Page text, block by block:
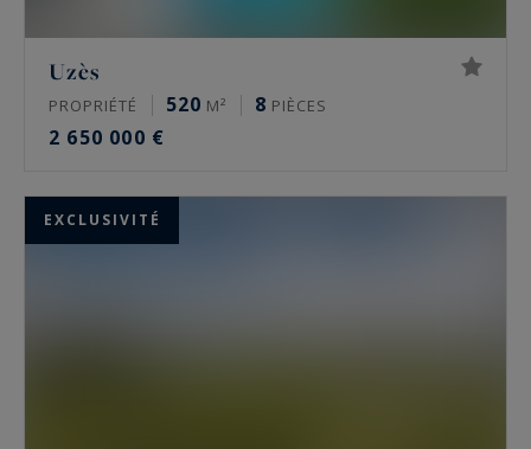
Uzès
PROPRIÉTÉ 520 M² 8 PIÈCES
2 650 000 €
EXCLUSIVITÉ